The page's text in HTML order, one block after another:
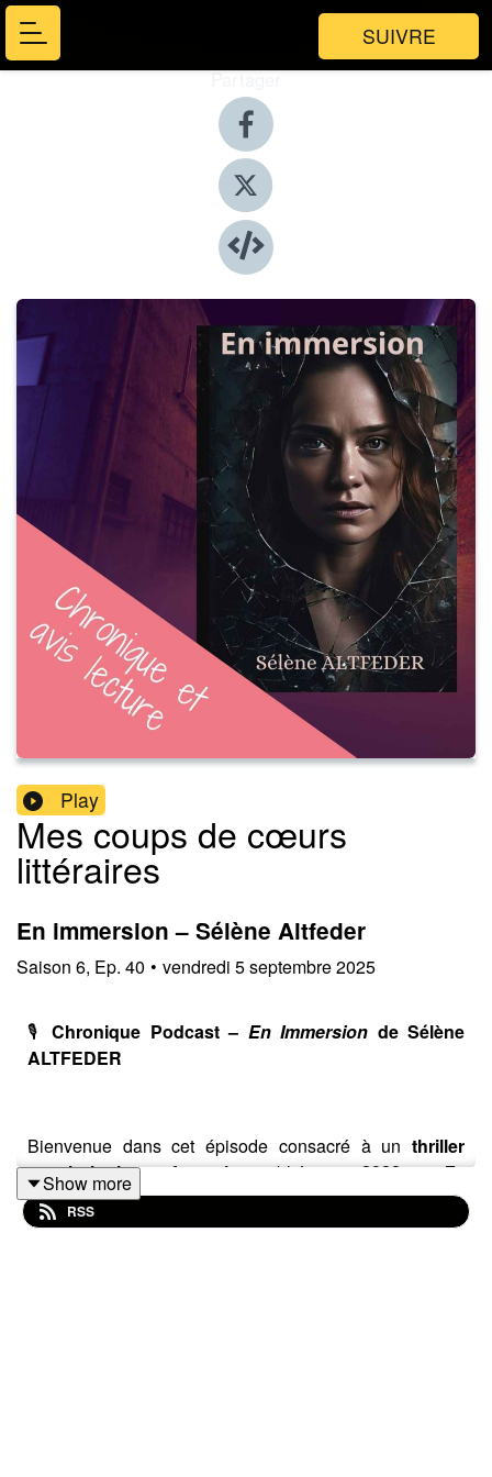
SUIVRE
Partager
Play
Mes coups de cœurs
littéraires
En immersion – Sélène Altfeder
Saison 6, Ep. 40 • vendredi 5 septembre 2025
🎙️ Chronique Podcast – En Immersion de Sélène
ALTFEDER
Bienvenue dans cet épisode consacré à un thriller
psychologique françaispublié en2022:En
Immersionde *Sélène ALTFEDER.
Show more
RSS